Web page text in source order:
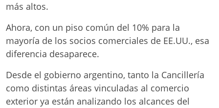
más altos.
Ahora, con un piso común del 10% para la
mayoría de los socios comerciales de EE.UU., esa
diferencia desaparece.
Desde el gobierno argentino, tanto la Cancillería
como distintas áreas vinculadas al comercio
exterior ya están analizando los alcances del